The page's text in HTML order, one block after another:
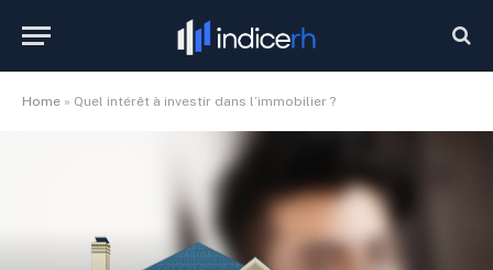
Home » Quel intérêt à investir dans l’immobilier ?